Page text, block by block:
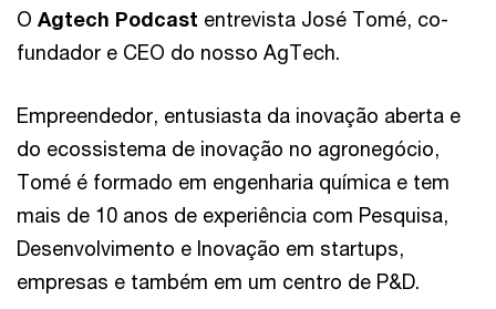
O Agtech Podcast entrevista José Tomé, co-
fundador e CEO do nosso AgTech.
Empreendedor, entusiasta da inovação aberta e
do ecossistema de inovação no agronegócio,
Tomé é formado em engenharia química e tem
mais de 10 anos de experiência com Pesquisa,
Desenvolvimento e Inovação em startups,
empresas e também em um centro de P&D.